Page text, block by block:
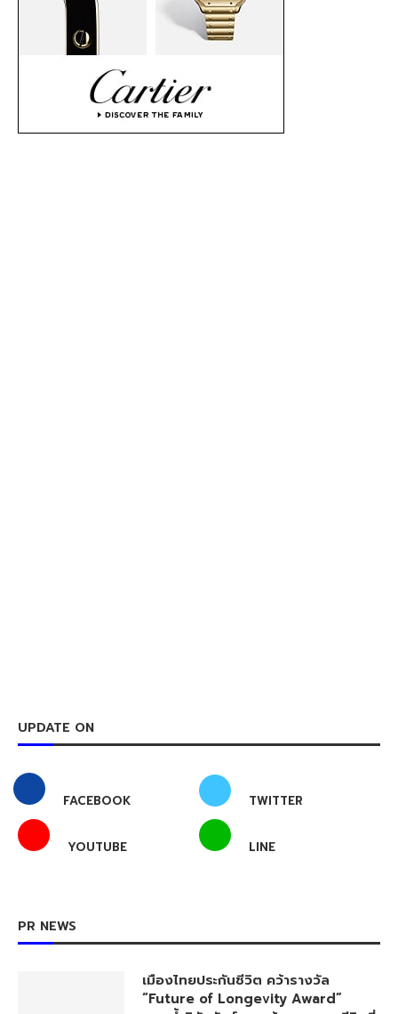
UPDATE ON
FACEBOOK TWITTER
YOUTUBE LINE
PR NEWS
เมืองไทยประกันชีวิต คว้ารางวัล
“Future of Longevity Award”